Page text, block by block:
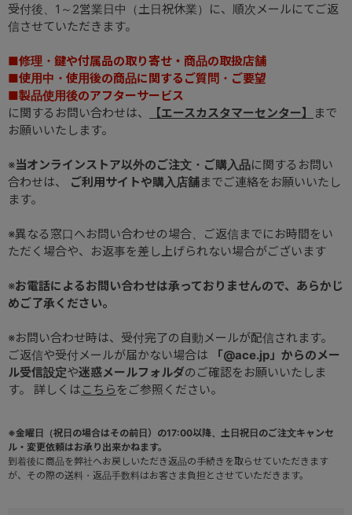
受付後、1～2営業日中（土日祝休業）に、順次メールにてご返
信させていただきます。
■修理・鍵や付属品の取り寄せ・商品の取扱店舗
■使用中・使用後の商品に関するご質問・ご要望
■製品使用後のアフターサービス
に関するお問い合わせは、
【エースカスタマーセンター】
まで
お願いいたします。
※当オンラインストア以外のご注文・ご購入品に関するお問い
合わせは、
ご利用サイトや購入店舗までご連絡をお願いいたし
ます。
※異なる窓口へお問い合わせの場合、ご返信までにお時間をい
ただく場合や、お返事を差し上げられない場合がございます
※お電話によるお問い合わせは承っておりませんので、あらかじ
めご了承ください。
※お問い合わせ時は、受付完了の自動メールが配信されます。
ご返信や受付メールが届かない場合は
「@ace.jp」からのメー
ル受信設定や迷惑メールフォルダのご確認をお願いいたしま
す。 詳しくは こちら をご参照ください。
※金曜日（祝日の場合はその前日）の17:00以降、土日祝日のご注文キャンセ
ル・変更依頼はお承り出来かねます。
到着後に商品を弊社へお戻しいただき返品の手続きを取らせていただきます
が、その際の送料・返品手数料はお客さま負担とさせていただきます。